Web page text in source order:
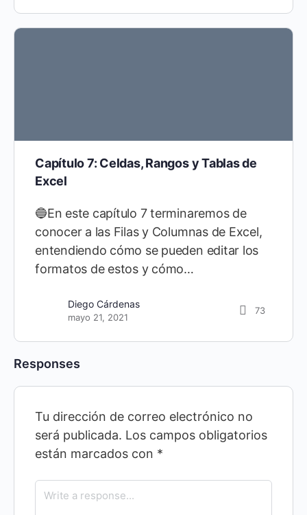
Capítulo 7: Celdas, Rangos y Tablas de
Excel
🔵En este capítulo 7 terminaremos de
conocer a las Filas y Columnas de Excel,
entendiendo cómo se pueden editar los
formatos de estos y cómo…
Diego Cárdenas
mayo 21, 2021
73
Responses
Tu dirección de correo electrónico no
será publicada. Los campos obligatorios
están marcados con *